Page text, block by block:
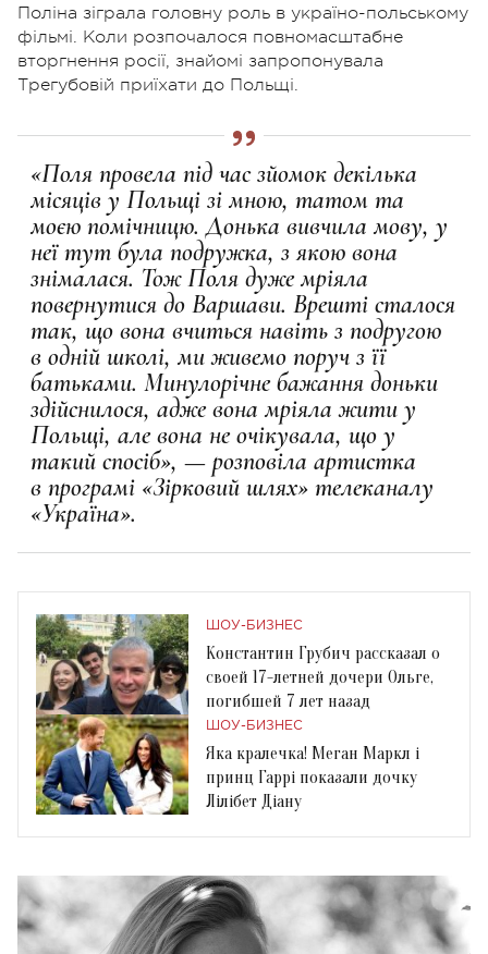
Поліна зіграла головну роль в україно-польському
фільмі. Коли розпочалося повномасштабне
вторгнення росії, знайомі запропонувала
Трегубовій приїхати до Польщі.
«Поля провела під час зйомок декілька
місяців у Польщі зі мною, татом та
моєю помічницю. Донька вивчила мову, у
неї тут була подружка, з якою вона
знімалася. Тож Поля дуже мріяла
повернутися до Варшави. Врешті сталося
так, що вона вчиться навіть з подругою
в одній школі, ми живемо поруч з її
батьками. Минулорічне бажання доньки
здійснилося, адже вона мріяла жити у
Польщі, але вона не очікувала, що у
такий спосіб», — розповіла артистка
в програмі «Зірковий шлях» телеканалу
«Україна».
ШОУ-БИЗНЕС
Константин Грубич рассказал о
своей 17-летней дочери Ольге,
погибшей 7 лет назад
ШОУ-БИЗНЕС
Яка кралечка! Меган Маркл і
принц Гаррі показали дочку
Лілібет Діану